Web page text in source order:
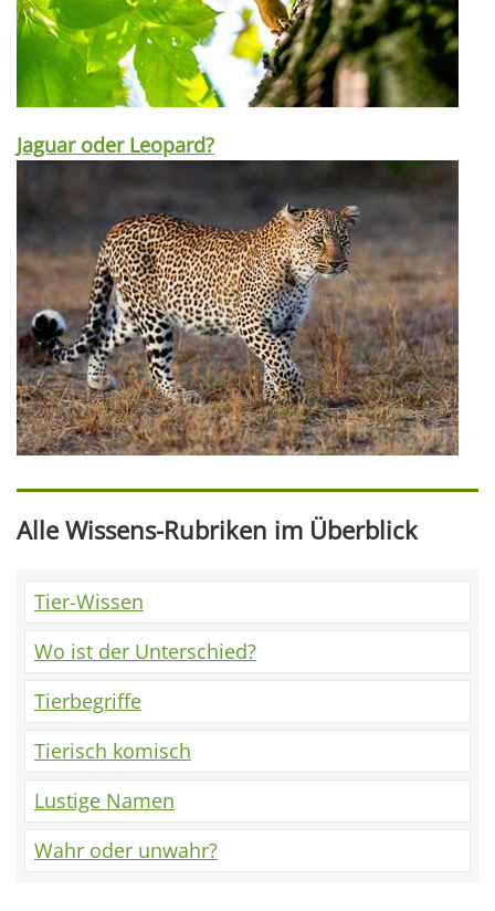
Jaguar oder Leopard?
Alle Wissens-Rubriken im Überblick
Tier-Wissen
Wo ist der Unterschied?
Tierbegriffe
Tierisch komisch
Lustige Namen
Wahr oder unwahr?